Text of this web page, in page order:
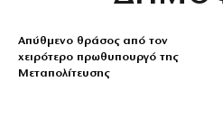
Απύθμενο θράσος από τον
χειρότερο πρωθυπουργό της
Μεταπολίτευσης